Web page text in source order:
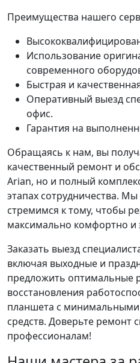
Преимущества нашего
Использование
современного
Быстрая и
Оперативный выезд
офис.
Гарантия на
Обращаясь к нам, вы
качественный ремонт и
Arian, но и полный
этапах сотрудничества.
стремимся к тому, чтобы
максимально комфортно и
Заказать выезд
включая выходные и
предложить оптимальные
восстановления
планшета с
средств. Доверьте ремонт
профессионалам!